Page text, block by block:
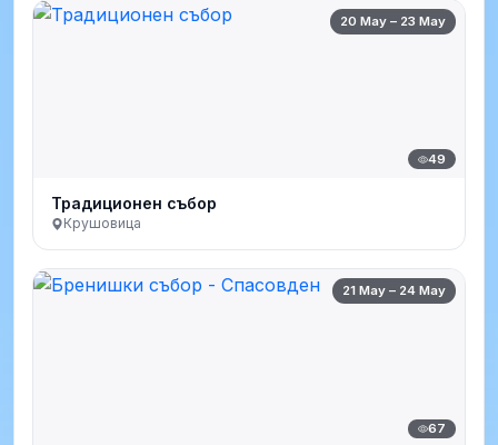
20 May – 23 May
49
Традиционен събор
Крушовица
21 May – 24 May
67